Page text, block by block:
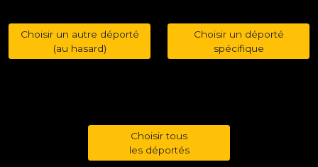
Choisir un autre déporté
(au hasard)
Choisir un déporté
spécifique
Choisir tous
les déportés